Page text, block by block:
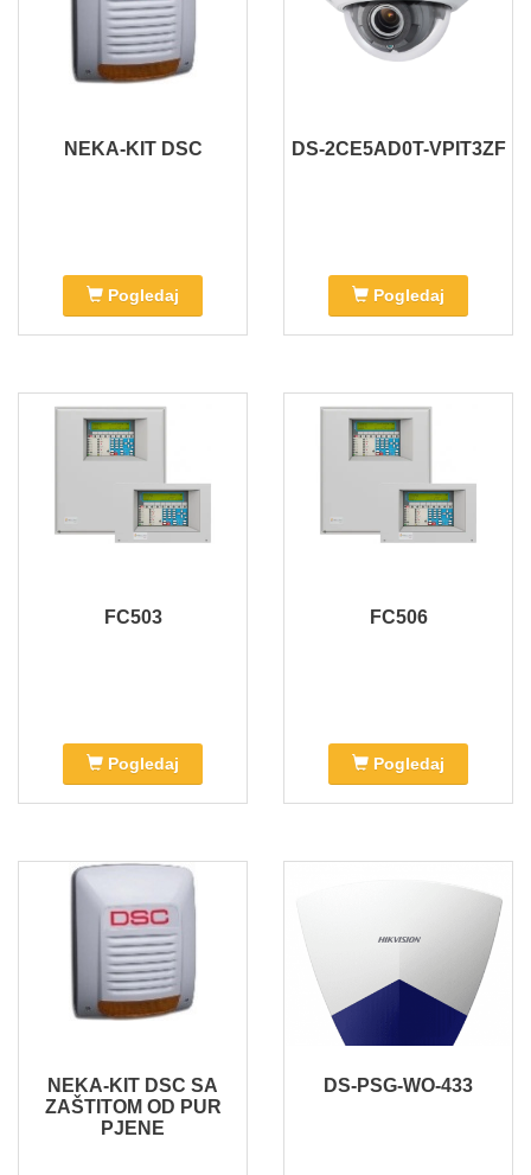
NEKA-KIT DSC
Pogledaj
DS-2CE5AD0T-VPIT3ZF
Pogledaj
FC503
Pogledaj
FC506
Pogledaj
NEKA-KIT DSC SA
ZAŠTITOM OD PUR
PJENE
DS-PSG-WO-433